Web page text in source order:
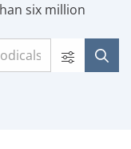
six million